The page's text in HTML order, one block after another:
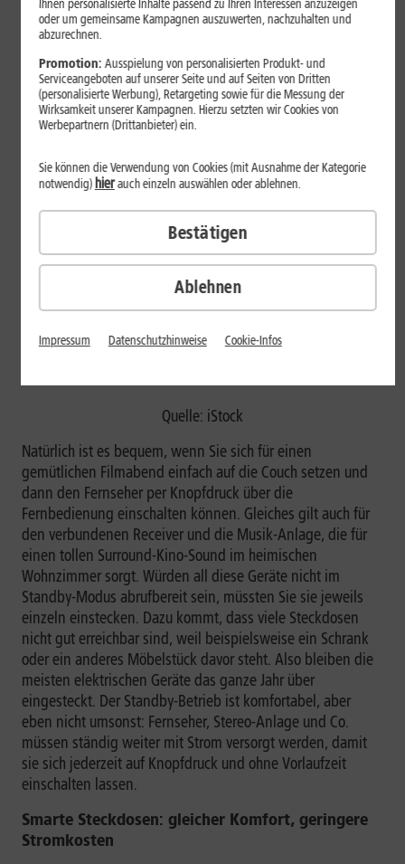
Router, Stereoanlage u. v. m. wird kontinuierlich Strom
verbraucht. Einsparpotenzial bieten in diesem Fall smarte
Steckdosen, die Geräte im Standby-Modus automatisch
vom Strom trennen.
Komfortfaktor Standby-Modus
Quelle: iStock
Natürlich ist es bequem, wenn Sie sich für einen
gemütlichen Filmabend einfach auf die Couch setzen und
dann den Fernseher per Knopfdruck über die
Fernbedienung einschalten können. Gleiches gilt auch für
den verbundenen Receiver und die Musik-Anlage, die für
einen tollen Surround-Kino-Sound im heimischen
Wohnzimmer sorgt. Würden all diese Geräte nicht im
Standby-Modus abrufbereit sein, müssten Sie sie jeweils
einzeln einstecken. Dazu kommt, dass viele Steckdosen
nicht gut erreichbar sind, weil beispielsweise ein Schrank
oder ein anderes Möbelstück davor steht. Also bleiben die
meisten elektrischen Geräte das ganze Jahr über
eingesteckt. Der Standby-Betrieb ist komfortabel, aber
eben nicht umsonst: Fernseher, Stereo-Anlage und Co.
müssen ständig weiter mit Strom versorgt werden, damit
sie sich jederzeit auf Knopfdruck und ohne Vorlaufzeit
einschalten lassen.
Smarte Steckdosen: gleicher Komfort, geringere
Stromkosten
Ihnen personalisierte Inhalte passend zu Ihren Interessen anzuzeigen
oder um gemeinsame Kampagnen auszuwerten, nachzuhalten und
abzurechnen.
Promotion:Ausspielung von personalisierten Produkt- und
Serviceangeboten auf unserer Seite und auf Seiten von Dritten
(personalisierte Werbung), Retargeting sowie für die Messung der
Wirksamkeit unserer Kampagnen. Hierzu setzten wir Cookies von
Werbepartnern (Drittanbieter) ein.
Ablehnen
Sie können die Verwendung von Cookies (mit Ausnahme der Kategorie
notwendig) hierauch einzeln auswählen oder ablehnen.
Bestätigen
Impressum Datenschutzhinweise Cookie-Infos